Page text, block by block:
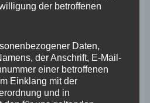
der betroffenen
Daten,
der Anschrift, E-Mail-
einer betroffenen
Einklang mit der
und in